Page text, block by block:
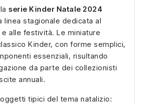
serie Kinder Natale 2024
linea stagionale dedicata al
alle festività. Le miniature
Kinder, con forme semplici,
essenziali, risultando
da parte dei collezionisti
annuali.
tipici del tema natalizio: